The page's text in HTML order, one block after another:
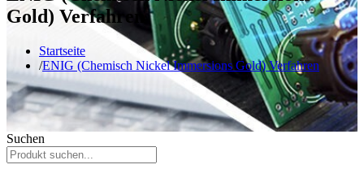
Gold) Verfahren
Startseite
ENIG (Chemisch Nickel Immersions Gold) Verfahren
Suchen